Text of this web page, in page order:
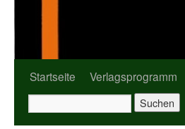
Startseite Verlagsprogramm